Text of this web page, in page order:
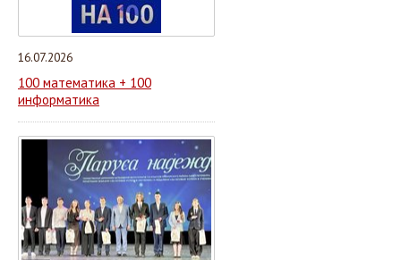
16.07.2026
100 математика + 100
информатика